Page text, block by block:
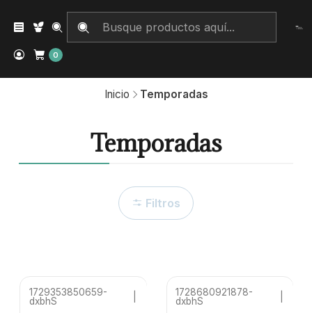
0
Inicio Temporadas
Temporadas
Filtros
No disponible
1729353850659-
dxbhS
No disponible
1728680921878-
dxbhS